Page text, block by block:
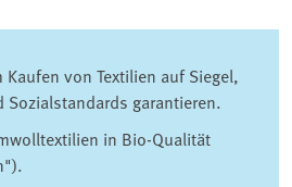
von Textilien auf Siegel,
Sozialstandards garantieren.
in Bio-Qualität